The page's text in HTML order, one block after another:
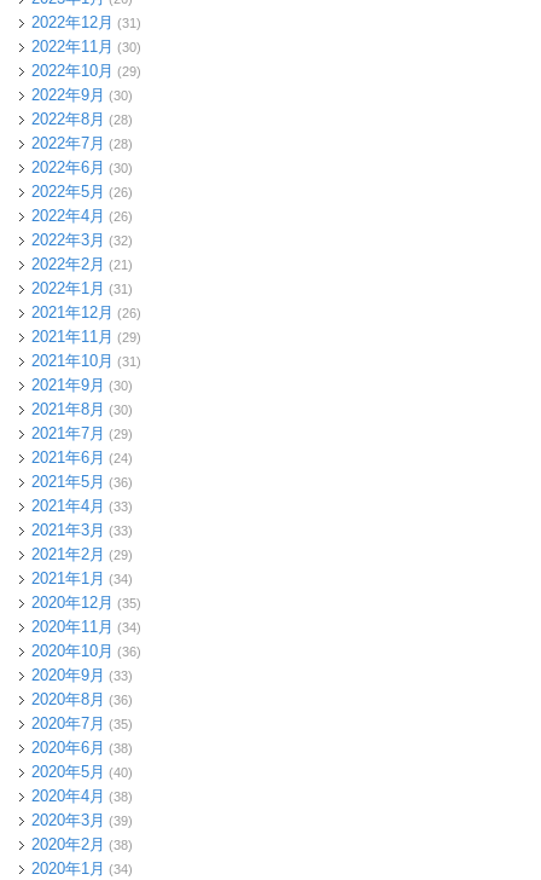
2022年12月 (31)
2022年11月 (30)
2022年10月 (29)
2022年9月 (30)
2022年8月 (28)
2022年7月 (28)
2022年6月 (30)
2022年5月 (26)
2022年4月 (26)
2022年3月 (32)
2022年2月 (21)
2022年1月 (31)
2021年12月 (26)
2021年11月 (29)
2021年10月 (31)
2021年9月 (30)
2021年8月 (30)
2021年7月 (29)
2021年6月 (24)
2021年5月 (36)
2021年4月 (33)
2021年3月 (33)
2021年2月 (29)
2021年1月 (34)
2020年12月 (35)
2020年11月 (34)
2020年10月 (36)
2020年9月 (33)
2020年8月 (36)
2020年7月 (35)
2020年6月 (38)
2020年5月 (40)
2020年4月 (38)
2020年3月 (39)
2020年2月 (38)
2020年1月 (34)